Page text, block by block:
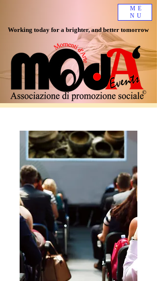
ME
NU
Working today for a brighter, and better tomorrow